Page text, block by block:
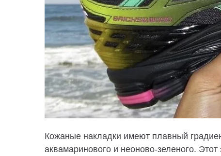
Кожаные накладки имеют плавный
аквамаринового и неоново-зеленого.